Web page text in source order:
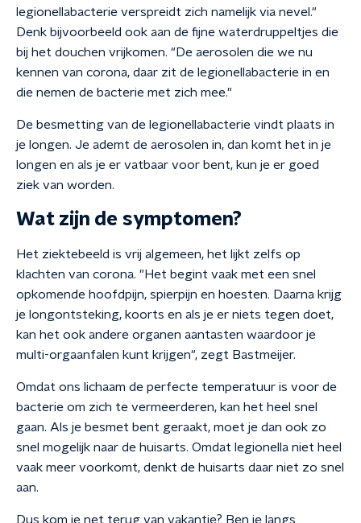
legionellabacterie verspreidt zich namelijk via nevel."
Denk bijvoorbeeld ook aan de fijne waterdruppeltjes die
bij het douchen vrijkomen. "De aerosolen die we nu
kennen van corona, daar zit de legionellabacterie in en
die nemen de bacterie met zich mee."
De besmetting van de legionellabacterie vindt plaats in
je longen. Je ademt de aerosolen in, dan komt het in je
longen en als je er vatbaar voor bent, kun je er goed
ziek van worden.
Wat zijn de symptomen?
Het ziektebeeld is vrij algemeen, het lijkt zelfs op
klachten van corona. "Het begint vaak met een snel
opkomende hoofdpijn, spierpijn en hoesten. Daarna krijg
je longontsteking, koorts en als je er niets tegen doet,
kan het ook andere organen aantasten waardoor je
multi-orgaanfalen kunt krijgen", zegt Bastmeijer.
Omdat ons lichaam de perfecte temperatuur is voor de
bacterie om zich te vermeerderen, kan het heel snel
gaan. Als je besmet bent geraakt, moet je dan ook zo
snel mogelijk naar de huisarts. Omdat legionella niet heel
vaak meer voorkomt, denkt de huisarts daar niet zo snel
aan.
Dus kom je net terug van vakantie? Ben je langs